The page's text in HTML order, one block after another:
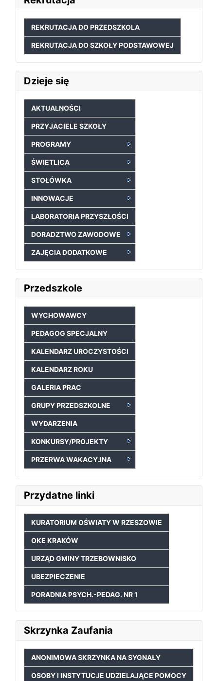
REKRUTACJA DO PRZEDSZKOLA
REKRUTACJA DO SZKOŁY PODSTAWOWEJ
Dzieje się
AKTUALNOŚCI
PRZYJACIELE SZKOŁY
PROGRAMY
ŚWIETLICA
STOŁÓWKA
INNOWACJE
LABORATORIA PRZYSZŁOŚCI
DORADZTWO ZAWODOWE
ZAJĘCIA DODATKOWE
Przedszkole
WYCHOWAWCY
PEDAGOG SPECJALNY
KALENDARZ UROCZYSTOŚCI
KALENDARZ ROKU
GALERIA PRAC
GRUPY PRZEDSZKOLNE
WYDARZENIA
KONKURSY/PROJEKTY
PRZERWA WAKACYJNA
Przydatne linki
KURATORIUM OŚWIATY W RZESZOWIE
OKE KRAKÓW
URZĄD GMINY TRZEBOWNISKO
UBEZPIECZENIE
PORADNIA PSYCH.-PEDAG. NR 1
Skrzynka Zaufania
ANONIMOWA SKRZYNKA NA SYGNAŁY
OSOBY I INSTYTUCJE UDZIELAJĄCE POMOCY